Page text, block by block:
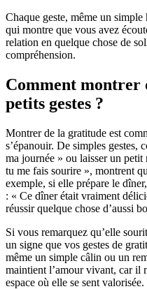
Chaque geste, même un
qui montre que vous avez
relation en quelque chose de
compréhension.
Comment montrer
petits gestes ?
Montrer de la gratitude est
s’épanouir. De simples gestes,
ma journée » ou laisser un
tu me fais sourire », montrent
exemple, si elle prépare le
: « Ce dîner était vraiment
réussir quelque chose d’aussi
Si vous remarquez qu’elle
un signe que vos gestes de
même un simple câlin ou un
maintient l’amour vivant, car il
espace où elle se sent valorisée.